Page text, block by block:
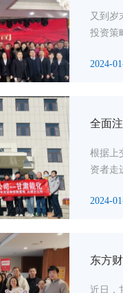
又到岁
投资策
2024-
全面
根据上
资者走
2024-
东方
近日，